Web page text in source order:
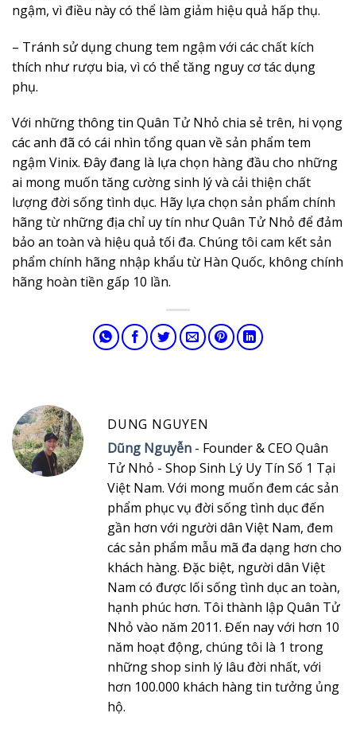
ngậm, vì điều này có thể làm giảm hiệu quả hấp thụ.
– Tránh sử dụng chung tem ngậm với các chất kích
thích như rượu bia, vì có thể tăng nguy cơ tác dụng
phụ.
Với những thông tin Quân Tử Nhỏ chia sẻ trên, hi vọng
các anh đã có cái nhìn tổng quan về sản phẩm tem
ngậm Vinix. Đây đang là lựa chọn hàng đầu cho những
ai mong muốn tăng cường sinh lý và cải thiện chất
lượng đời sống tình dục. Hãy lựa chọn sản phẩm chính
hãng từ những địa chỉ uy tín như Quân Tử Nhỏ để đảm
bảo an toàn và hiệu quả tối đa. Chúng tôi cam kết sản
phẩm chính hãng nhập khẩu từ Hàn Quốc, không chính
hãng hoàn tiền gấp 10 lần.
DUNG NGUYEN
Dũng Nguyễn - Founder & CEO Quân
Tử Nhỏ - Shop Sinh Lý Uy Tín Số 1 Tại
Việt Nam. Với mong muốn đem các sản
phẩm phục vụ đời sống tình dục đến
gần hơn với người dân Việt Nam, đem
các sản phẩm mẫu mã đa dạng hơn cho
khách hàng. Đặc biệt, người dân Việt
Nam có được lối sống tình dục an toàn,
hạnh phúc hơn. Tôi thành lập Quân Tử
Nhỏ vào năm 2011. Đến nay với hơn 10
năm hoạt động, chúng tôi là 1 trong
những shop sinh lý lâu đời nhất, với
hơn 100.000 khách hàng tin tưởng ủng
hộ.